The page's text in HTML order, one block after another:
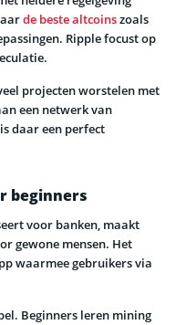
de beste altcoinszoals
Ripple focust op
projecten worstelen met
een netwerk van
daar een perfect
beginners
voor banken, maakt
gewone mensen. Het
waarmee gebruikers via
Beginners leren mining